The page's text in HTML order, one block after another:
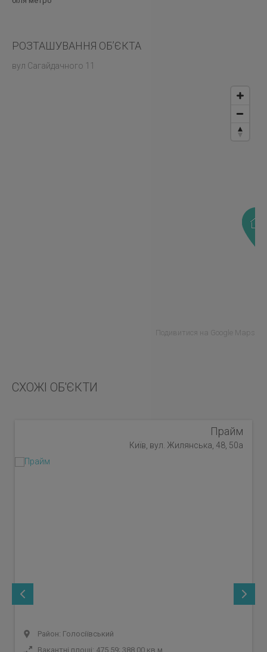
РОЗТАШУВАННЯ ОБ’ЄКТА
вул Сагайдачного 11
Подивитися на Google Maps
СХОЖІ ОБ'ЄКТИ
Прайм
Київ, вул. Жилянська, 48, 50а
Район: Голосіївський
Вакантні площі: 475.59; 388.00 кв.м